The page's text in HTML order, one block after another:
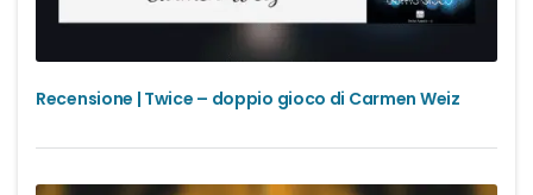
Recensione | Twice – doppio gioco di Carmen Weiz